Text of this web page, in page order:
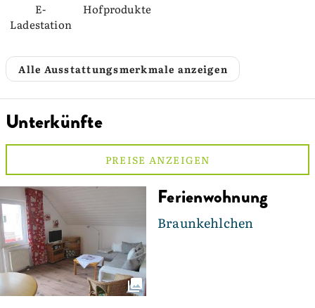
E-
Ladestation
Hofprodukte
Alle Ausstattungsmerkmale anzeigen
Unterkünfte
PREISE ANZEIGEN
Ferienwohnung
Braunkehlchen